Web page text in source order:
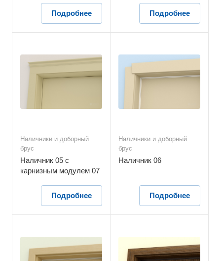
Подробнее Подробнее
Наличники и доборный
брус
Наличник 05 с
карнизным модулем 07
Подробнее
Наличники и доборный
брус
Наличник 06
Подробнее